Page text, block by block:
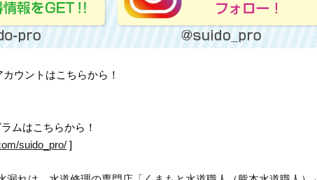
ウントはこちらから！
ムはこちらから！
suido_pro/ ]